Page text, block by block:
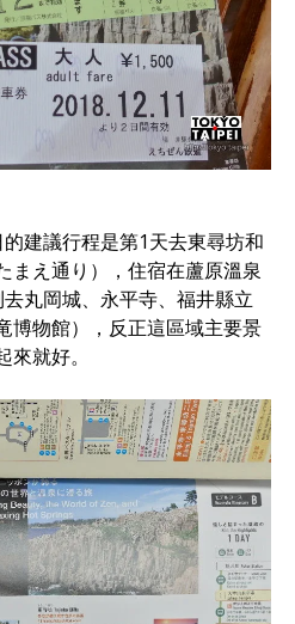
建議行程是第1天去東尋坊和
まえ通り），住宿在蘆原溫泉
去丸岡城、永平寺、福井縣立
博物館），反正這區域主要景
就好。